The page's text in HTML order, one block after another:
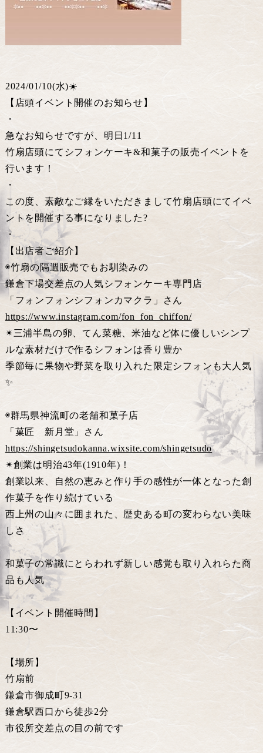
2024/01/10(水)☀️
【店頭イベント開催のお知らせ】
・
急なお知らせですが、明日1/11
竹扇店頭にてシフォンケーキ&和菓子の販売イベントを
行います！
・
この度、素敵なご縁をいただきまして竹扇店頭にてイベ
ントを開催する事になりました?
・
【出店者ご紹介】
◉竹扇の隔週販売でもお馴染みの
鎌倉下場交差点の人気シフォンケーキ専門店
「フォンフォンシフォンカマクラ」さん
https://www.instagram.com/fon_fon_chiffon/
✴︎三浦半島の卵、てん菜糖、米油など体に優しいシンプ
ルな素材だけで作るシフォンは香り豊か
季節毎に果物や野菜を取り入れた限定シフォンも大人気
✨
◉群馬県神流町の老舗和菓子店
「菓匠 新月堂」さん
https://shingetsudokanna.wixsite.com/shingetsudo
✴︎創業は明治43年(1910年)！
創業以来、自然の恵みと作り手の感性が一体となった創
作菓子を作り続けている
西上州の山々に囲まれた、歴史ある町の変わらない美味
しさ
和菓子の常識にとらわれず新しい感覚も取り入れらた商
品も人気
【イベント開催時間】
11:30〜
【場所】
竹扇前
鎌倉市御成町9-31
鎌倉駅西口から徒歩2分
市役所交差点の目の前です